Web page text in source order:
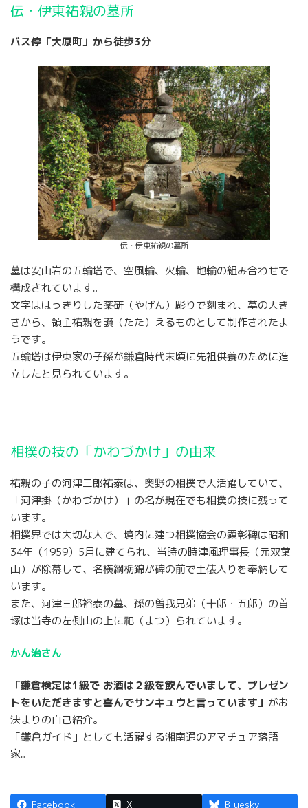
伝・伊東祐親の墓所
バス停「大原町」から徒歩3分
伝・伊東祐親の墓所
墓は安山岩の五輪塔で、空風輪、火輪、地輪の組み合わせで
構成されています。
文字ははっきりした薬研（やげん）彫りで刻まれ、墓の大き
さから、領主祐親を讃（たた）えるものとして制作されたよ
うです。
五輪塔は伊東家の子孫が鎌倉時代末頃に先祖供養のために造
立したと見られています。
相撲の技の「かわづかけ」の由来
祐親の子の河津三郎祐泰は、奥野の相撲で大活躍していて、
「河津掛（かわづかけ）」の名が現在でも相撲の技に残って
います。
相撲界では大切な人で、境内に建つ相撲協会の顕彰碑は昭和
34年（1959）5月に建てられ、当時の時津風理事長（元双葉
山）が除幕して、名横綱栃錦が碑の前で土俵入りを奉納して
います。
また、河津三郎裕泰の墓、孫の曽我兄弟（十郎・五郎）の首
塚は当寺の左側山の上に祀（まつ）られています。
かん治さん
「鎌倉検定は1級で お酒は２級を飲んでいまして、プレゼン
トをいただきますと喜んでサンキュウと言っています」 がお
決まりの自己紹介。
「鎌倉ガイド」としても活躍する湘南通のアマチュア落語
家。
Facebook X Bluesky